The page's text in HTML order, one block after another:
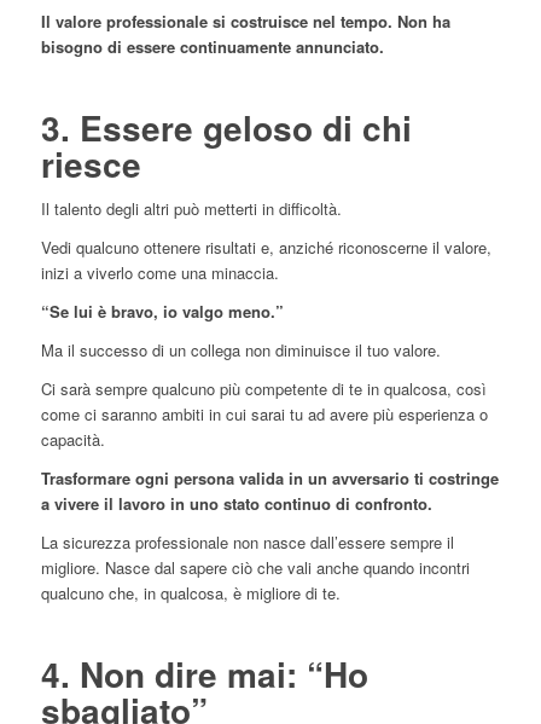
Il valore professionale si costruisce nel tempo. Non ha
bisogno di essere continuamente annunciato.
3. Essere geloso di chi
riesce
Il talento degli altri può metterti in difficoltà.
Vedi qualcuno ottenere risultati e, anziché riconoscerne il valore,
inizi a viverlo come una minaccia.
“Se lui è bravo, io valgo meno.”
Ma il successo di un collega non diminuisce il tuo valore.
Ci sarà sempre qualcuno più competente di te in qualcosa, così
come ci saranno ambiti in cui sarai tu ad avere più esperienza o
capacità.
Trasformare ogni persona valida in un avversario ti costringe
a vivere il lavoro in uno stato continuo di confronto.
La sicurezza professionale non nasce dall’essere sempre il
migliore. Nasce dal sapere ciò che vali anche quando incontri
qualcuno che, in qualcosa, è migliore di te.
4. Non dire mai: “Ho
sbagliato”